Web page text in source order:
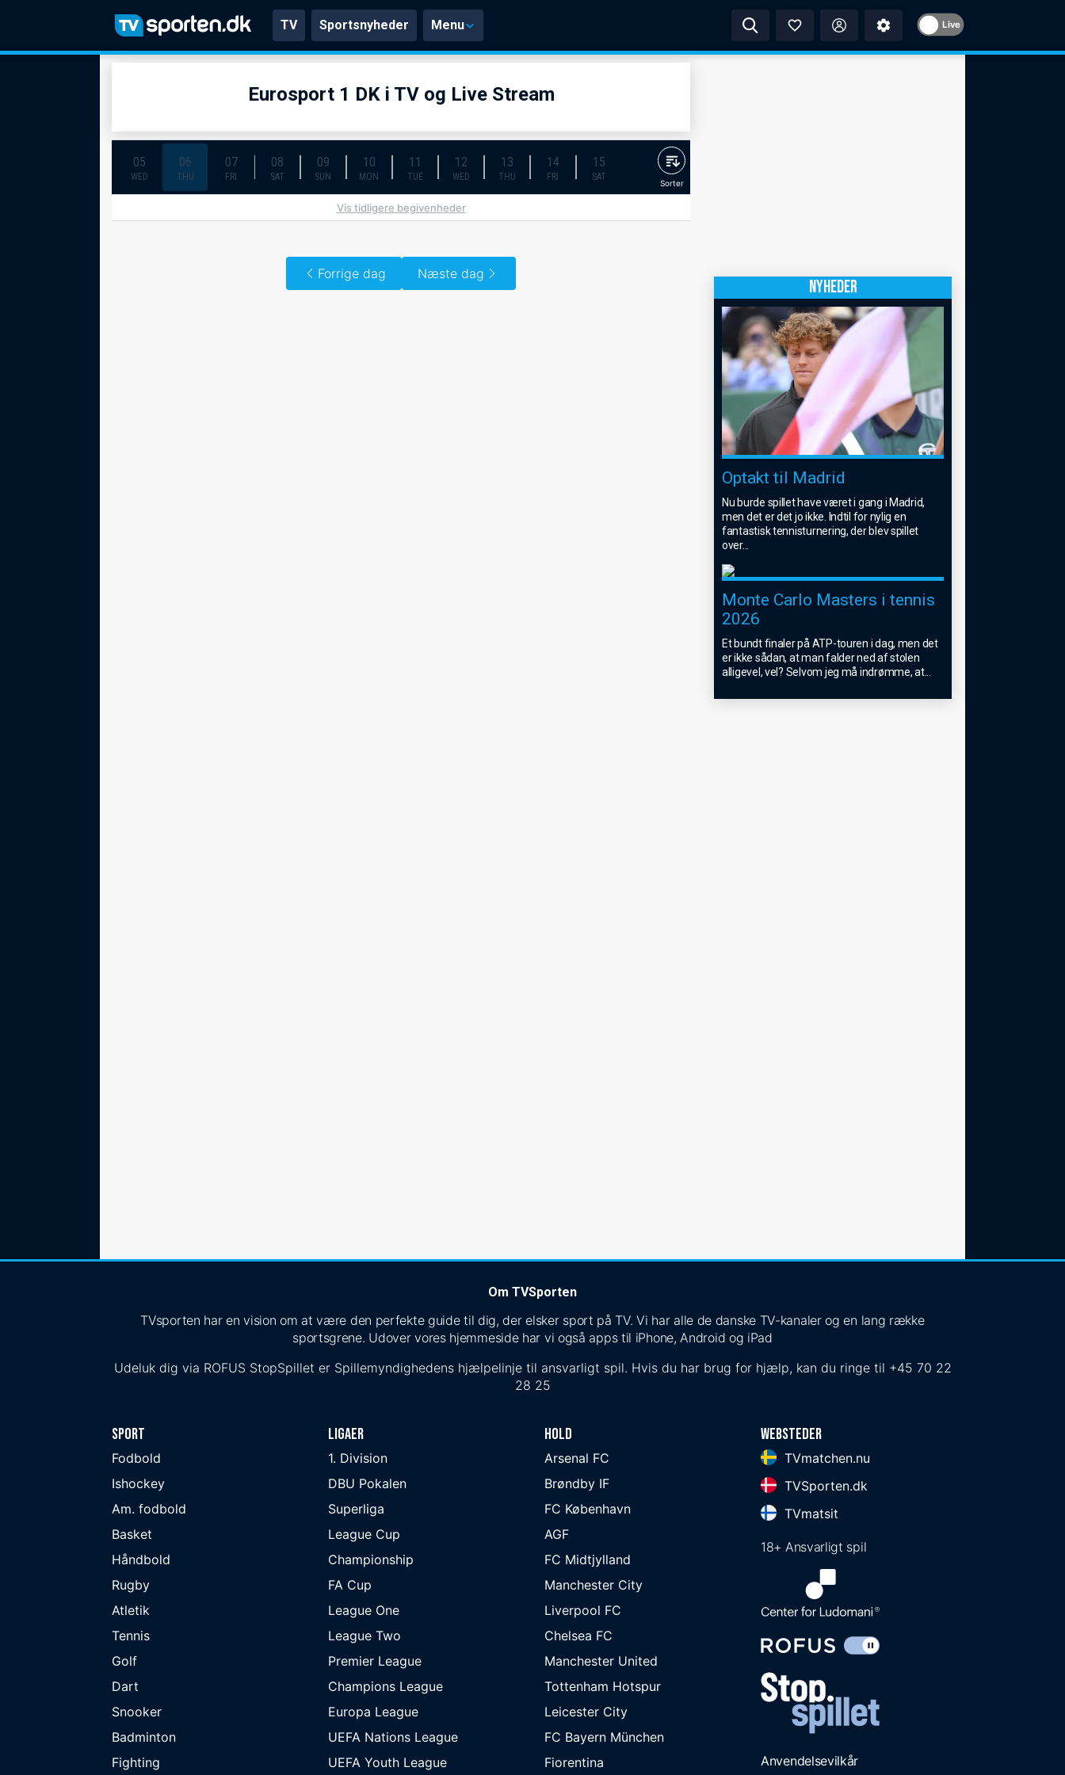
TV Sportsnyheder Menu Live
Eurosport 1 DK i TV og Live Stream
05
WED
06
THU
07
FRI
08
SAT
09
SUN
10
MON
11
TUE
12
WED
13
THU
14
FRI
15
SAT
Sorter
Vis tidligere begivenheder
Forrige dag Næste dag
NYHEDER
Optakt til Madrid
Nu burde spillet have været i gang i Madrid,
men det er det jo ikke. Indtil for nylig en
fantastisk tennisturnering, der blev spillet
over...
Monte Carlo Masters i tennis
2026
Et bundt finaler på ATP-touren i dag, men det
er ikke sådan, at man falder ned af stolen
alligevel, vel? Selvom jeg må indrømme, at...
Om TVSporten
TVsporten har en vision om at være den perfekte guide til dig, der elsker sport på TV. Vi har alle de danske TV-kanaler og en lang række
sportsgrene. Udover vores hjemmeside har vi også apps til iPhone, Android og iPad
Udeluk dig via ROFUS StopSpillet er Spillemyndighedens hjælpelinje til ansvarligt spil. Hvis du har brug for hjælp, kan du ringe til +45 70 22
28 25
Sport
Fodbold
Ishockey
Am. fodbold
Basket
Håndbold
Rugby
Atletik
Tennis
Golf
Dart
Snooker
Badminton
Fighting
Ligaer
1. Division
DBU Pokalen
Superliga
League Cup
Championship
FA Cup
League One
League Two
Premier League
Champions League
Europa League
UEFA Nations League
UEFA Youth League
Hold
Arsenal FC
Brøndby IF
FC København
AGF
FC Midtjylland
Manchester City
Liverpool FC
Chelsea FC
Manchester United
Tottenham Hotspur
Leicester City
FC Bayern München
Fiorentina
Websteder
TVmatchen.nu
TVSporten.dk
TVmatsit
18+ Ansvarligt spil
Anvendelsevilkår